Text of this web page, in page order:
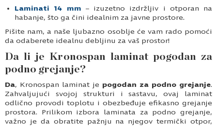
Laminati 14 mm – izuzetno izdržljiv i otporan na
habanje, što ga čini idealnim za javne prostore.
Pišite nam, a naše ljubazno osoblje će vam rado pomoći
da odaberete idealnu debljinu za vaš prostor!
Da li je Kronospan laminat pogodan za
podno grejanje?
Da, Kronospan laminat je pogodan za podno grejanje.
Zahvaljujući svojoj strukturi i sastavu, ovaj laminat
odlično provodi toplotu i obezbeđuje efikasno grejanje
prostora. Prilikom izbora laminata za podno grejanje,
važno je da obratite pažnju na njegov termički otpor,